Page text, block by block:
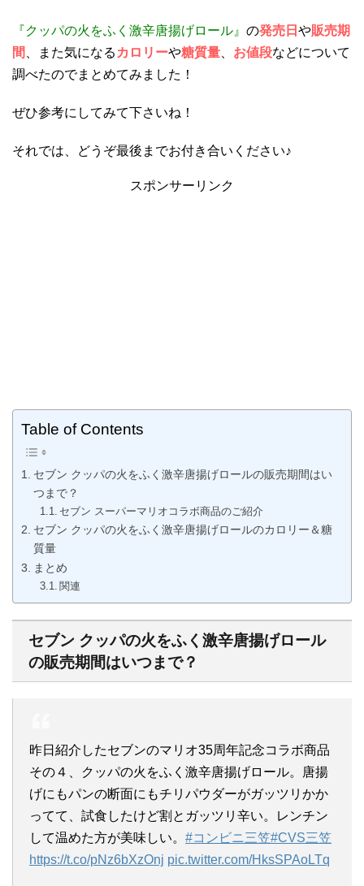
『クッパの火をふく激辛唐揚げロール』 の発売日 や販売期
間
、また気になる カロリーや糖質量 お値段などについて
調べたのでまとめてみました！
ぜひ参考にしてみて下さいね！
それでは、どうぞ最後までお付き合いください♪
スポンサーリンク
Table of Contents
セブン クッパの火をふく激辛唐揚げロールの販売期間はい
つまで？
セブン スーパーマリオコラボ商品のご紹介
セブン クッパの火をふく激辛唐揚げロールのカロリー＆糖
質量
まとめ
関連
セブン クッパの火をふく激辛唐揚げロール
の販売期間はいつまで？
昨日紹介したセブンのマリオ35周年記念コラボ商品
その４、クッパの火をふく激辛唐揚げロール。唐揚
げにもパンの断面にもチリパウダーがガッツリかか
ってて、試食したけど割とガッツリ辛い。レンチン
して温めた方が美味しい。 #コンビニ三笠#CVS三笠
https://t.co/pNz6bXzOnj pic.twitter.com/HksSPAoLTq